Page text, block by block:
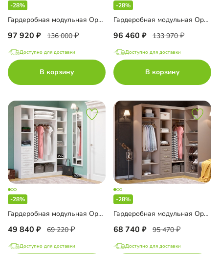
-28%
Гардеробная модульная Орлеан-2
97 920 136 000
Доступно для доставки
В корзину
-28%
Гардеробная модульная Орлеан-3
96 460 133 970
Доступно для доставки
В корзину
-28%
Гардеробная модульная Орлеан-4
49 840 69 220
Доступно для доставки
-28%
Гардеробная модульная Орлеан-5
68 740 95 470
Доступно для доставки